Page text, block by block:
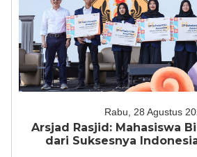
Rabu, 28 Agustus
Arsjad Rasjid: Mahasiswa
dari Suksesnya